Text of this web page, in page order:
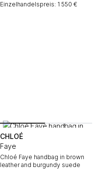
Einzelhandelspreis: 1 550 €
CHLOÉ
Faye
Chloé Faye handbag in brown
leather and burgundy suede